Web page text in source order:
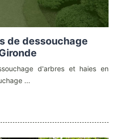
de dessouchage
d'arbres et haies en
...